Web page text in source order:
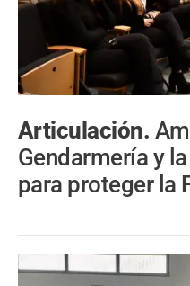
Articulación.
Gendarmería y
para proteger la